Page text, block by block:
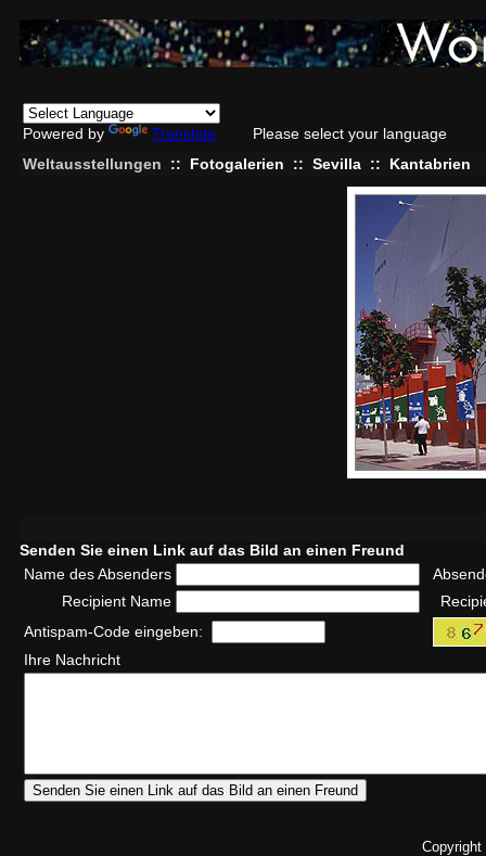
Powered by Translate
Please select your language
Weltausstellungen
:: Fotogalerien :: Sevilla :: Kantabrien
Senden Sie einen Link auf das Bild an einen Freund
Name des Absenders
Recipient Name
Antispam-Code eingeben:
Ihre Nachricht